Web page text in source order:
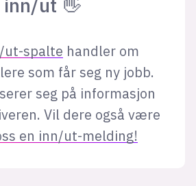
inn/ut 👋
ut-spalte handler om
som får seg ny jobb.
seg på informasjon
Vil dere også være
en inn/ut-melding!